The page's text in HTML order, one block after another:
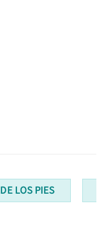
LOS PIES